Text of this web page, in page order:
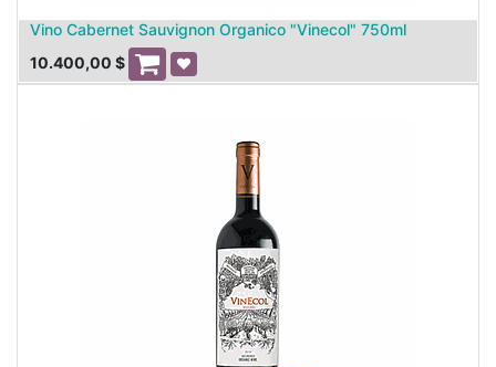
Vino Cabernet Sauvignon Organico "Vinecol" 750ml
10.400,00 $